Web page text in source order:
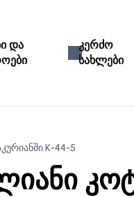
და
კერძო
სახლები
K-44-5